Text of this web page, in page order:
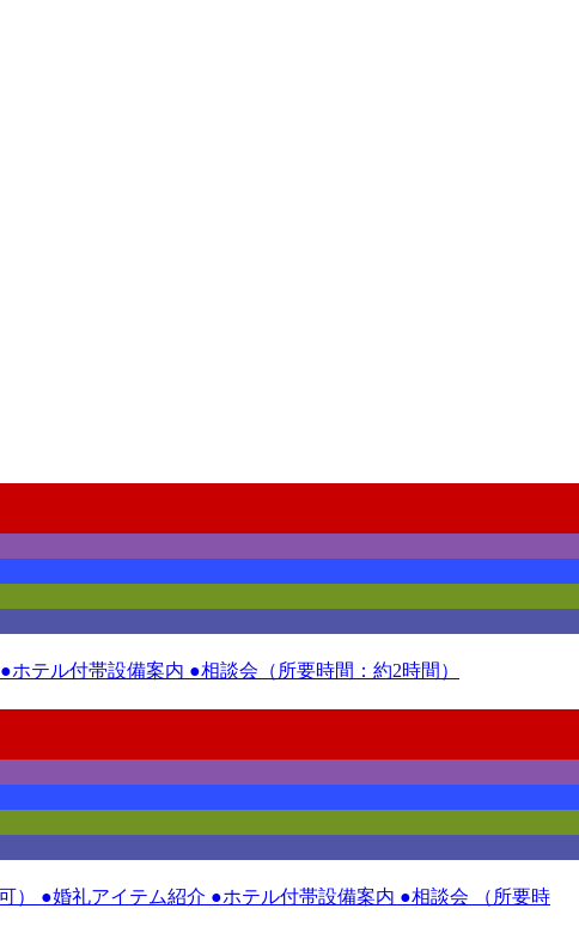
テル付帯設備案内 ●相談会（所要時間：約2時間）
） ●婚礼アイテム紹介 ●ホテル付帯設備案内 ●相談会 （所要時